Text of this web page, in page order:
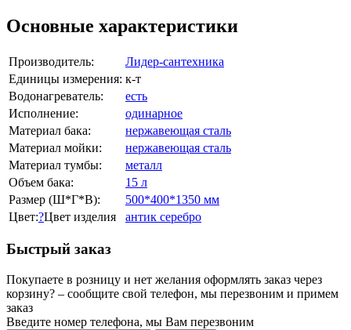
Основные характеристики
Производитель:
Лидер-сантехника
Единицы измерения: к-т
Водонагреватель:
есть
Исполнение:
одинарное
Материал бака:
нержавеющая сталь
Материал мойки:
нержавеющая сталь
Материал тумбы:
металл
Объем бака:
15 л
Размер (Ш*Г*В):
500*400*1350 мм
Цвет:?Цвет изделия антик серебро
Быстрый заказ
Покупаете в розницу и нет желания оформлять заказ через
корзину? – сообщите свой телефон, мы перезвоним и примем
заказ
Введите номер телефона, мы Вам перезвоним